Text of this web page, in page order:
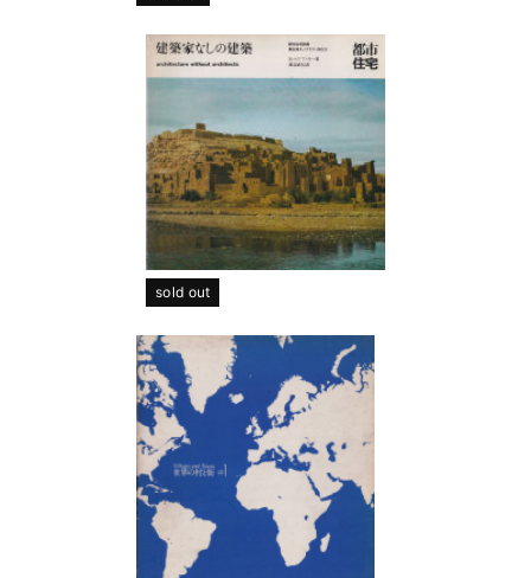
sold out